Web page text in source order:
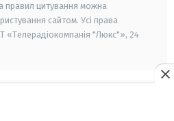
правил цитування можна
сайтом. Усі права
«Телерадіокомпанія "Люкс"», 24